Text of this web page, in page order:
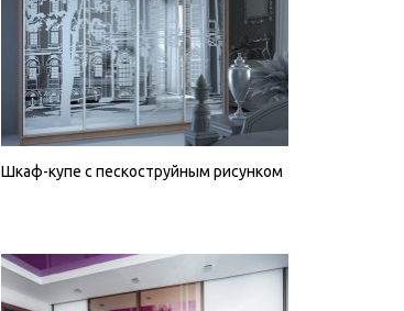
Шкаф-купе с пескоструйным рисунком